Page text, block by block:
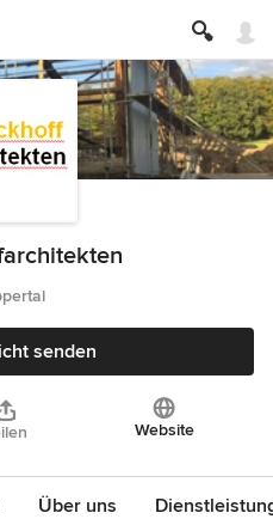
senden
Website
Über uns